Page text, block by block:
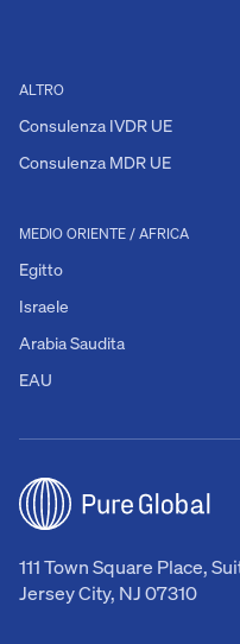
111 Town Square Place,
Jersey City, NJ 07310
ALTRO
Consulenza IVDR UE
Consulenza MDR UE
MEDIO ORIENTE / AFRICA
Egitto
Israele
Arabia Saudita
EAU